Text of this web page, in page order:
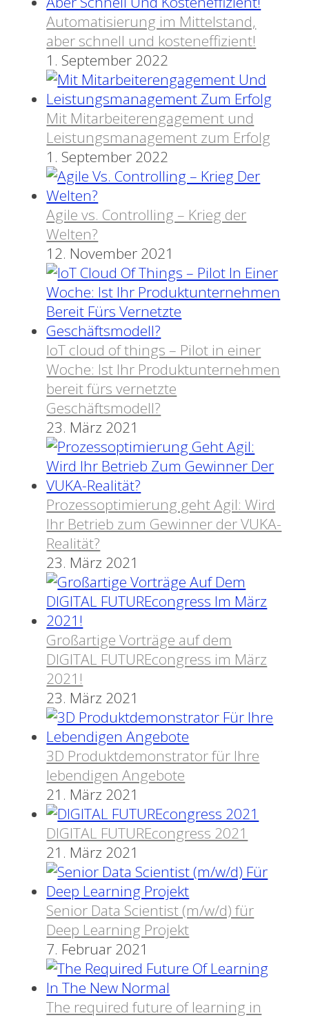
Automatisierung im Mittelstand,
aber schnell und kosteneffizient!
1. September 2022
Mit Mitarbeiterengagement und
Leistungsmanagement zum Erfolg
1. September 2022
Agile vs. Controlling – Krieg der
Welten?
12. November 2021
IoT cloud of things – Pilot in einer
Woche: Ist Ihr Produktunternehmen
bereit fürs vernetzte
Geschäftsmodell?
23. März 2021
Prozessoptimierung geht Agil: Wird
Ihr Betrieb zum Gewinner der VUKA-
Realität?
23. März 2021
Großartige Vorträge auf dem
DIGITAL FUTUREcongress im März
2021!
23. März 2021
3D Produktdemonstrator für Ihre
lebendigen Angebote
21. März 2021
DIGITAL FUTUREcongress 2021
21. März 2021
Senior Data Scientist (m/w/d) für
Deep Learning Projekt
7. Februar 2021
The required future of learning in